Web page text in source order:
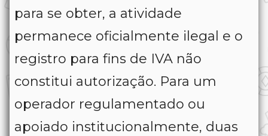
para se obter, a atividade
permanece oficialmente ilegal e o
registro para fins de IVA não
constitui autorização. Para um
operador regulamentado ou
apoiado institucionalmente, duas